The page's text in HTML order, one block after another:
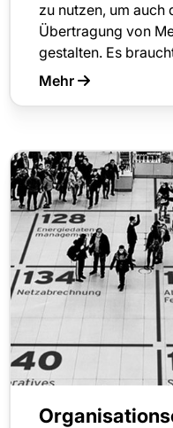
zu nutzen, um auch
Übertragung von
gestalten. Es
Mehr